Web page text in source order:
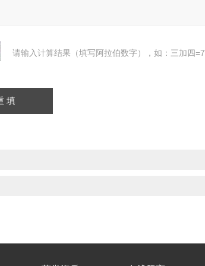
请输入计算结果（填写阿拉伯数字），如：三加四=7